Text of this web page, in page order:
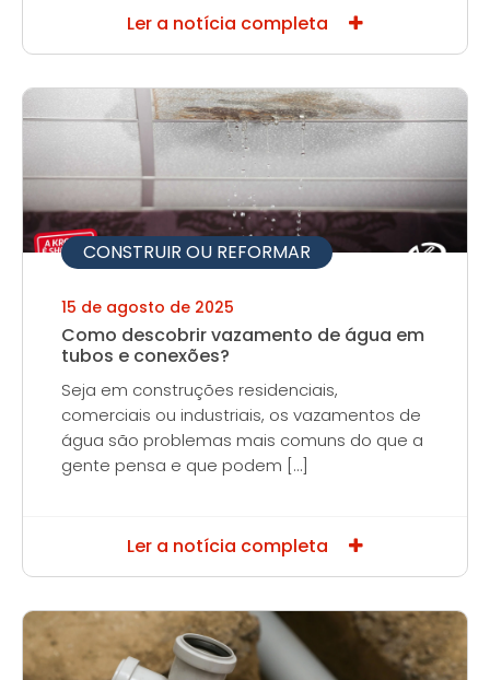
Ler a notícia completa
CONSTRUIR OU REFORMAR
15 de agosto de 2025
Como descobrir vazamento de água em
tubos e conexões?
Seja em construções residenciais,
comerciais ou industriais, os vazamentos de
água são problemas mais comuns do que a
gente pensa e que podem […]
Ler a notícia completa